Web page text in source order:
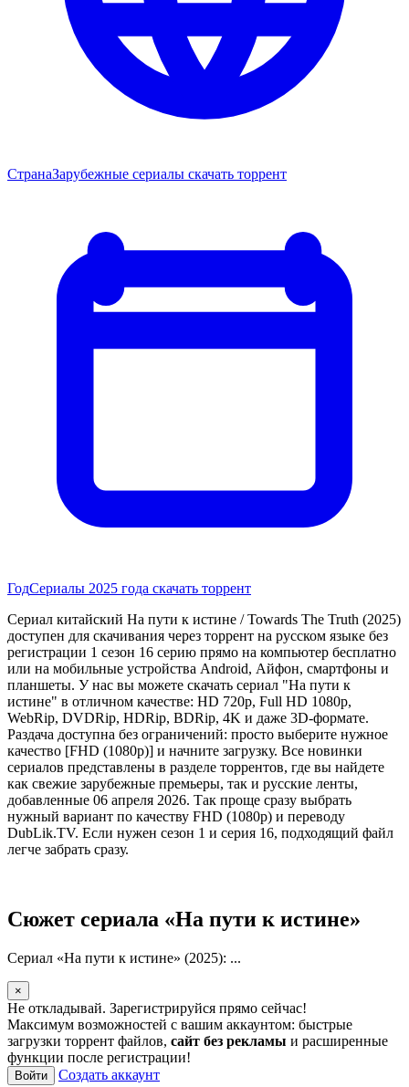
СтранаЗарубежные сериалы скачать торрент
ГодСериалы 2025 года скачать торрент
Сериал китайский На пути к истине / Towards The Truth (2025)
доступен для скачивания через торрент на русском языке без
регистрации 1 сезон 16 серию прямо на компьютер бесплатно
или на мобильные устройства Android, Айфон, смартфоны и
планшеты. У нас вы можете скачать сериал "На пути к
истине" в отличном качестве: HD 720p, Full HD 1080p,
WebRip, DVDRip, HDRip, BDRip, 4K и даже 3D-формате.
Раздача доступна без ограничений: просто выберите нужное
качество [FHD (1080p)] и начните загрузку. Все новинки
сериалов представлены в разделе торрентов, где вы найдете
как свежие зарубежные премьеры, так и русские ленты,
добавленные 06 апреля 2026. Так проще сразу выбрать
нужный вариант по качеству FHD (1080p) и переводу
DubLik.TV. Если нужен сезон 1 и серия 16, подходящий файл
легче забрать сразу.
Сюжет сериала «На пути к истине»
Сериал «На пути к истине» (2025): ...
×
Не откладывай. Зарегистрируйся прямо сейчас!
Максимум возможностей с вашим аккаунтом: быстрые
загрузки торрент файлов, сайт без рекламы и расширенные
функции после регистрации!
Войти Создать аккаунт